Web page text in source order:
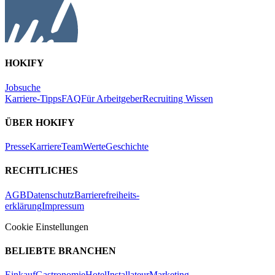
HOKIFY
Jobsuche
Karriere-TippsFAQFür ArbeitgeberRecruiting Wissen
ÜBER HOKIFY
PresseKarriereTeamWerteGeschichte
RECHTLICHES
AGBDatenschutzBarrierefreiheits-
erklärungImpressum
Cookie Einstellungen
BELIEBTE BRANCHEN